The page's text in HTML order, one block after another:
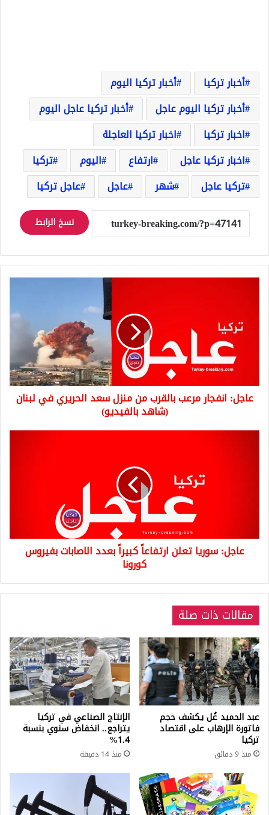
أخبار تركيا
أخبار تركيا اليوم
أخبار تركيا اليوم عاجل
أخبار تركيا عاجل اليوم
اخبار تركيا
اخبار تركيا العاجلة
اخبار تركيا عاجل
ارتفاع اليوم
تركيا
تركيا عاجل
شهر عاجل عاجل تركيا
نسخ الرابط
بالقرب
في
لبنان
عاجل: انفجار مرعب بالقرب من منزل سعد الحريري في لبنان
(شاهد بالفيديو)
كورونا
عاجل: سوريا تعلن ارتفاعاً كبيراً بعدد الاصابات بفيروس
كورونا
مقالات ذات صلة
عبد الحميد غُل يكشف حجم
فاتورة الإرهاب على اقتصاد
تركيا
منذ 9 دقائق
الإنتاج الصناعي في تركيا
يتراجع.. انخفاض سنوي بنسبة
1.4%
منذ 14 دقيقة